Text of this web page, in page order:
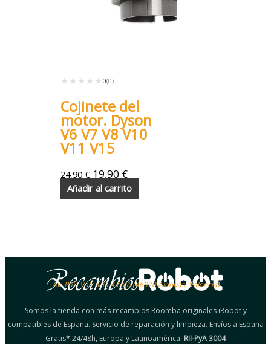
★★★★★
★★★★★ 0(0)
Cojinete del
motor. Dyson
V6 V7 V8 V10
V11 V15
24,90€ 19,90 €
Añadir al carrito
Av. País Valencià 4 bajo (46970 Alaquàs, Valencia)
Somos la tienda con más recambios Roomba originales iRobot y
compatibles de España. Servicio de reparación y limpieza. Envíos a España
Gratis* 24/48h, Europa y Latinoamérica. RII-PyA 3004